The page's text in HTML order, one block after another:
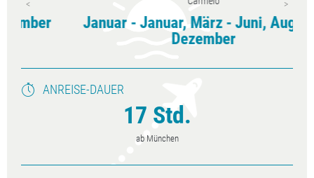
Januar - Januar, März - Juni, August -
Dezember
ANREISE-DAUER
17 Std.
ab München